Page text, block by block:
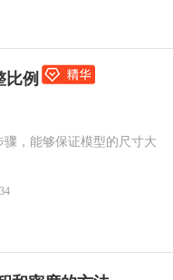
比例
，能够保证模型的尺寸大